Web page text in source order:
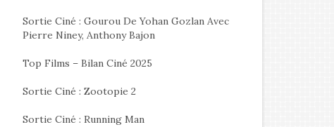
Sortie Ciné : Gourou De Yohan Gozlan Avec
Pierre Niney, Anthony Bajon
Top Films – Bilan Ciné 2025
Sortie Ciné : Zootopie 2
Sortie Ciné : Running Man